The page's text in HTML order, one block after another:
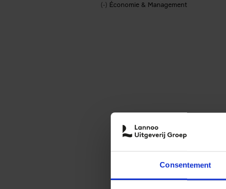
Consentement
(-) Remove Économie & Management filter
Économie & Management